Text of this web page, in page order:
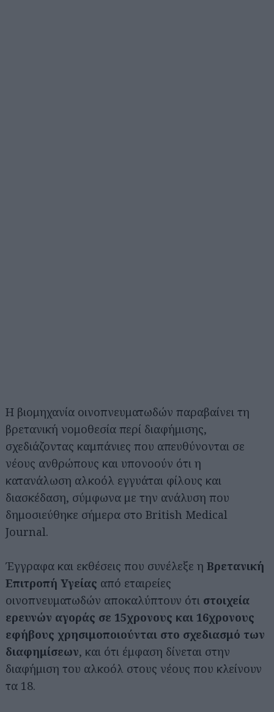
Η βιομηχανία οινοπνευματωδών παραβαίνει τη
βρετανική νομοθεσία περί διαφήμισης,
σχεδιάζοντας καμπάνιες που απευθύνονται σε
νέους ανθρώπους και υπονοούν ότι η
κατανάλωση αλκοόλ εγγυάται φίλους και
διασκέδαση, σύμφωνα με την ανάλυση που
δημοσιεύθηκε σήμερα στο British Medical
Journal.
Έγγραφα και εκθέσεις που συνέλεξε η Βρετανική
Επιτροπή Υγείας από εταιρείες
οινοπνευματωδών αποκαλύπτουν ότι στοιχεία
ερευνών αγοράς σε 15χρονους και 16χρονους
εφήβους χρησιμοποιούνται στο σχεδιασμό των
διαφημίσεων, και ότι έμφαση δίνεται στην
διαφήμιση του αλκοόλ στους νέους που κλείνουν
τα 18.